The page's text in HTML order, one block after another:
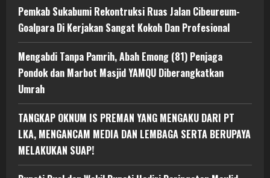
Pemkab Sukabumi Rekontruksi Ruas Jalan Cibeureum-
Goalpara Di Kerjakan Sangat Kokoh Dan Profesional
Mengabdi Tanpa Pamrih, Abah Emong (81) Penjaga
Pondok dan Marbot Masjid YAMQU Diberangkatkan
Umrah
TANGKAP OKNUM IS PREMAN YANG MENGAKU DARI PT
LKA, MENGANCAM MEDIA DAN LEMBAGA SERTA BERUPAYA
MELAKUKAN SUAP!